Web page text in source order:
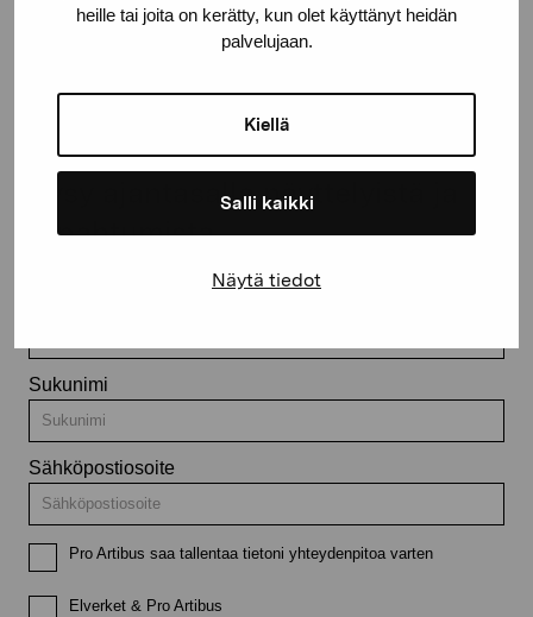
heille tai joita on kerätty, kun olet käyttänyt heidän
palvelujaan.
Kiellä
Salli kaikki
Näytä tiedot
Pysy ajantasalla näyttelyistä ja
tapahtumista
Sukunimi
Sähköpostiosoite
Pro Artibus saa tallentaa tietoni yhteydenpitoa varten
Elverket & Pro Artibus